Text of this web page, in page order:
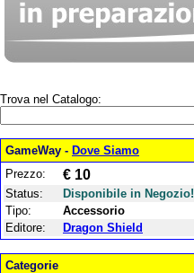
Trova nel Catalogo:
GameWay - Dove Siamo
Prezzo:
€ 10
Status:
Disponibile in Negozio!
Tipo:
Accessorio
Editore:
Dragon Shield
Categorie